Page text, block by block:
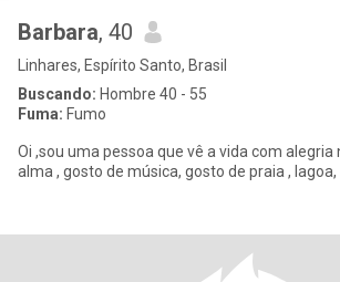
Barbara, 40
Linhares, Espírito Santo, Brasil
Buscando: Hombre 40 - 55
Fuma: Fumo
Oi ,sou uma pessoa que vê a vida com alegria
alma , gosto de música, gosto de praia ,